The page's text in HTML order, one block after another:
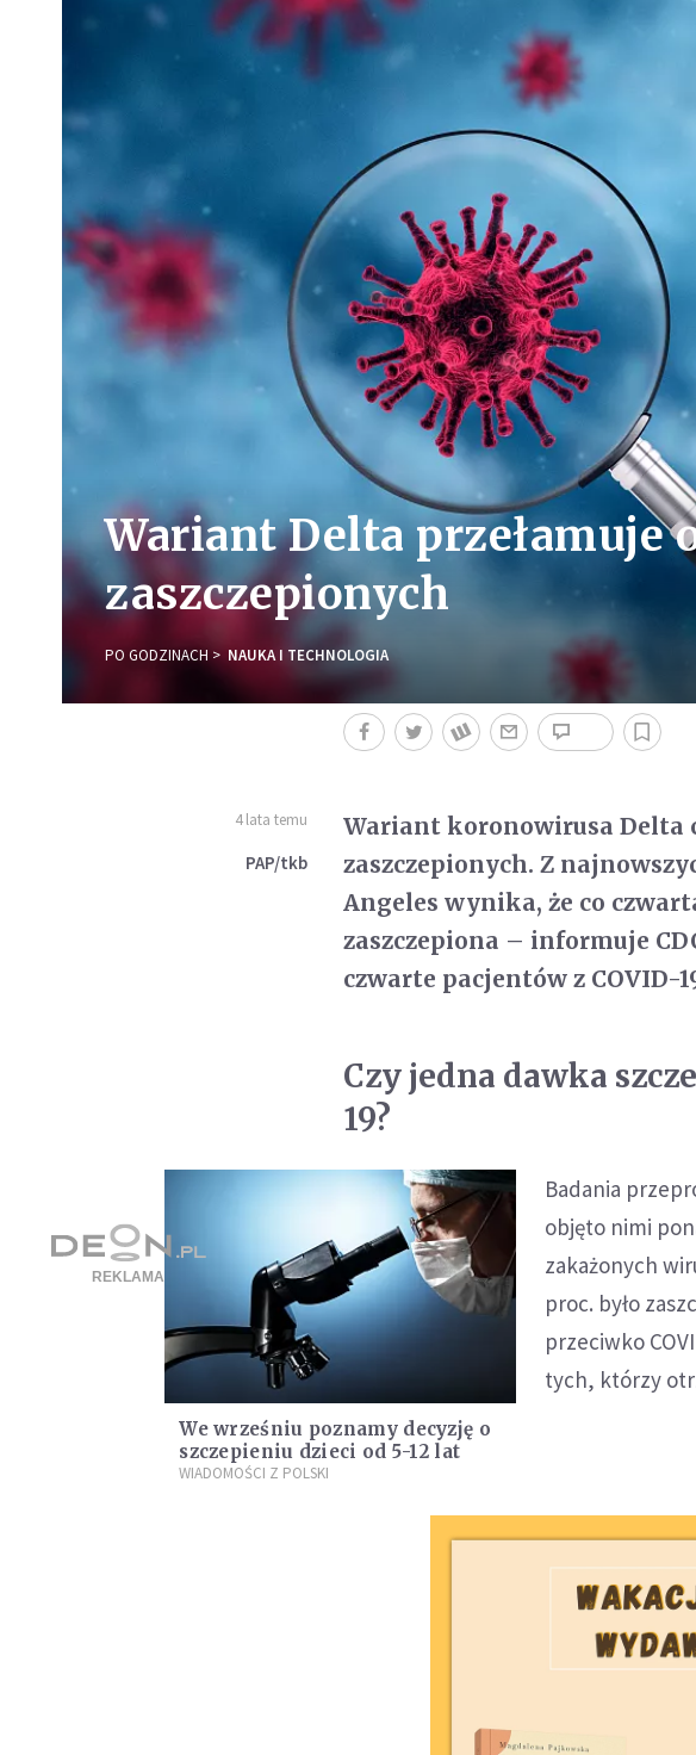
Wariant Delta przełamuje
zaszczepionych
PO GODZINACH NAUKA I TECHNOLOGIA
4 lata temu
PAP/tkb
Wariant koronowirusa Delta
zaszczepionych. Z
Angeles wynika, że co
zaszczepiona – informuje
czwarte pacjentów z COVID-
Czy jedna dawka
19?
We wrześniu poznamy decyzję o
szczepieniu dzieci od 5-12 lat
WIADOMOŚCI Z POLSKI
Badania
objęto nimi
zakażonych
proc. było
przeciwko
tych, którzy